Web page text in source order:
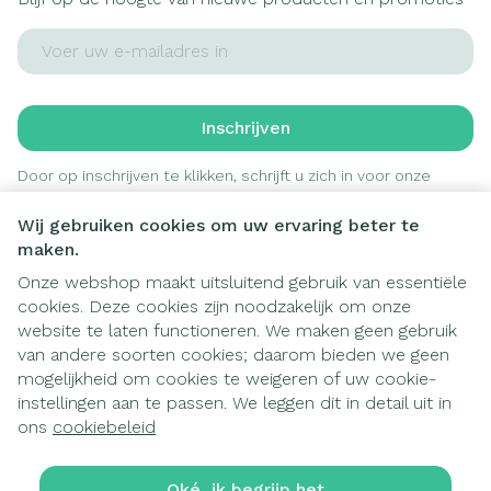
Wij gebruiken cookies om uw ervaring beter te
maken.
Onze webshop maakt uitsluitend gebruik van essentiële
cookies. Deze cookies zijn noodzakelijk om onze
website te laten functioneren. We maken geen gebruik
van andere soorten cookies; daarom bieden we geen
mogelijkheid om cookies te weigeren of uw cookie-
instellingen aan te passen. We leggen dit in detail uit in
ons cookiebeleid
E-mail adres
Inschrijven
Door op inschrijven te klikken, schrijft u zich in voor onze
nieuwsbrief en gaat u akkoord met onzeprivacy policy.
Juridische links